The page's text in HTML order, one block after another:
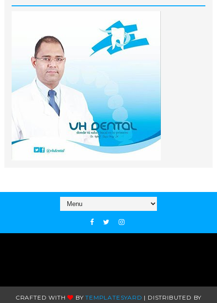
CRAFTED WITH BYTEMPLATESYARD | DISTRIBUTED BY